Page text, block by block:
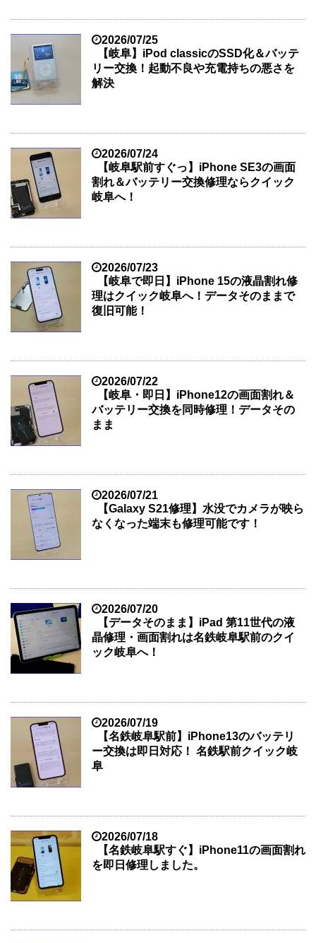
2026/07/25
【岐阜】iPod classicのSSD化＆バッテ
リー交換！起動不良や充電持ちの悪さを
解決
2026/07/24
【岐阜駅前すぐっ】iPhone SE3の画面
割れ＆バッテリー交換修理ならクイック
岐阜へ！
2026/07/23
【岐阜で即日】iPhone 15の液晶割れ修
理はクイック岐阜へ！データそのままで
復旧可能！
2026/07/22
【岐阜・即日】iPhone12の画面割れ＆
バッテリー交換を同時修理！データその
まま
2026/07/21
【Galaxy S21修理】水没でカメラが映ら
なくなった端末も修理可能です！
2026/07/20
【データそのまま】iPad 第11世代の液
晶修理・画面割れは名鉄岐阜駅前のクイ
ック岐阜へ！
2026/07/19
【名鉄岐阜駅前】iPhone13のバッテリ
ー交換は即日対応！ 名鉄駅前クイック岐
阜
2026/07/18
【名鉄岐阜駅すぐ】iPhone11の画面割れ
を即日修理しました。